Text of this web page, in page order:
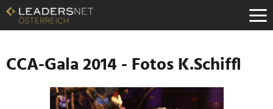
Zum
Inhalt
Zur
Navigation
Zur
Hauptnavigation
CCA-Gala 2014 - Fotos K.Schiffl